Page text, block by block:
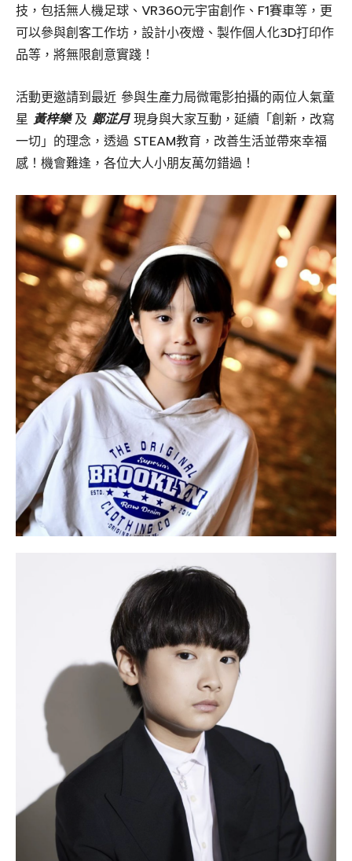
技，包括無人機足球、VR360元宇宙創作、F1賽車等，更
可以參與創客工作坊，設計小夜燈、製作個人化3D打印作
品等，將無限創意實踐！
活動更邀請到最近 參與生產力局微電影拍攝的兩位人氣童
星 黃梓樂及 鄭淽月現身與大家互動，延續「創新，改寫
一切」的理念，透過 STEAM教育，改善生活並帶來幸福
感！機會難逢，各位大人小朋友萬勿錯過！